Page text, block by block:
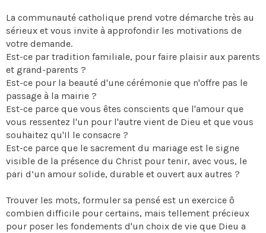
La communauté catholique prend votre démarche très au
sérieux et vous invite à approfondir les motivations de
votre demande.
Est-ce par tradition familiale, pour faire plaisir aux parents
et grand-parents ?
Est-ce pour la beauté d'une cérémonie que n'offre pas le
passage à la mairie ?
Est-ce parce que vous êtes conscients que l'amour que
vous ressentez l'un pour l'autre vient de Dieu et que vous
souhaitez qu'Il le consacre ?
Est-ce parce que le sacrement du mariage est le signe
visible de la présence du Christ pour tenir, avec vous, le
pari d’un amour solide, durable et ouvert aux autres ?
Trouver les mots, formuler sa pensé est un exercice ô
combien difficile pour certains, mais tellement précieux
pour poser les fondements d'un choix de vie que Dieu a